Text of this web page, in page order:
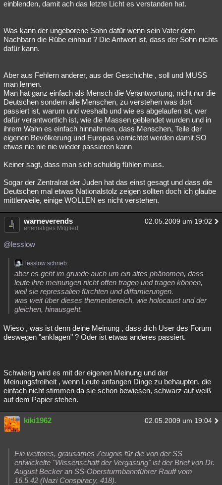
einblenden, damit ach das letzte Licht es verstanden hat.
Was kann der ungeborene Sohn dafür wenn sein Vater dem
Nachbarn die Rübe einhaut ? Die Antwort ist, dass der Sohn nichts
dafür kann.
Aber aus Fehlern anderer, aus der Geschichte , soll und MUSS
man lernen.
Man hat ganz einfach als Mensch die Verantwortung, nicht nur die
Deutschen sondern alle Menschen, zu verstehen was dort
passiert ist, warum und weshalb und wie es abgelaufen ist, wer
dafür verantwortlich ist, wie die Massen geblendet wurden und in
ihrem Wahn es einfach hinnahmen, dass Menschen, Teile der
eigenen Bevölkerung und Europas vernichtet werden damit SO
etwas nie nie nie wieder passieren kann
Keiner sagt, dass man sich schuldig fühlen muss.
Sogar der Zentralrat der Juden hat das einst gesagt und dass die
Deutschen mal etwas Nationalstolz zeigen sollten doch ich glaube
mittlerweile, einige WOLLEN es nicht verstehen.
warneverends 02.05.2009 um 19:02
ehemaliges Mitglied
@lesslow
lesslow schrieb:
aber es geht im grunde auch um ein altes phänomen, dass
leute ihre meinungen nicht offen tragen und tragen können,
weil sie repressalien fürchten und diffamierungen.
was weit über dieses themenbereich, wie holocaust und der
gleichen, hinausgeht.
Wieso , was ist denn deine Meinung , dass dich User des Forum
deswegen "anklagen" ? Oder ist etwas anderes passiert.
Schwierig wird es mit der eigenen Meinung und der
Meinungsfreiheit , wenn Leute anfangen Dinge zu behaupten, die
einfach nicht stimmen da sie schon bewiesen, schwarz auf weiß
auf dem Papier stehen.
kiki1962 02.05.2009 um 19:04
Ein weiteres, grausames Zeugnis für die von der SS
entwickelte "Wissenschaft der Vergasung" ist der Brief von Dr.
August Becker an SS-Obersturmbannführer Rauff vom
16.5.42 (Nazi Conspiracy, 418).